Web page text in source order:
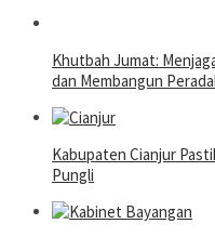
Khutbah Jumat:
dan Membangun
Kabupaten Cianjur
Pungli